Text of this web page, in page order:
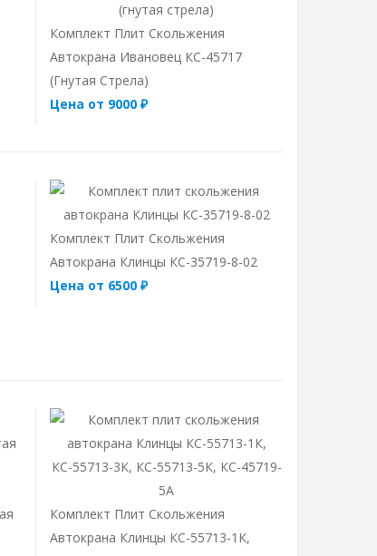
Комплект Плит Скольжения
Автокрана Ивановец КС-45717
(гнутая Стрела)
Цена от 9000 ₽
Комплект Плит Скольжения
Автокрана Клинцы КС-35719-8-02
Цена от 6500 ₽
Комплект Плит Скольжения
Автокрана Клинцы КС-55713-1К,